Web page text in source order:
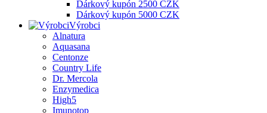
Dárkový kupón 2500 CZK
Dárkový kupón 5000 CZK
Výrobci
Alnatura
Aquasana
Centonze
Country Life
Dr. Mercola
Enzymedica
High5
Imunotop